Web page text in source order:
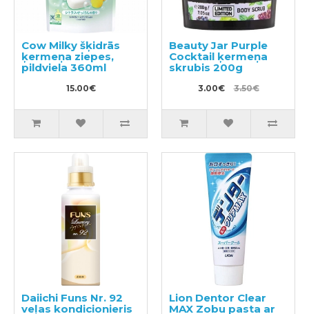
Cow Milky šķidrās
ķermeņa ziepes,
pildviela 360ml
15.00€
Beauty Jar Purple
Cocktail ķermeņa
skrubis 200g
3.00€ 3.50€
Daiichi Funs Nr. 92
veļas kondicionieris
Lion Dentor Clear
MAX Zobu pasta ar